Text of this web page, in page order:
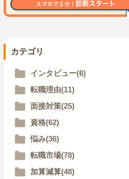
カテゴリ
インタビュー(6)
転職理由(11)
面接対策(25)
資格(62)
悩み(36)
転職市場(78)
加算減算(48)